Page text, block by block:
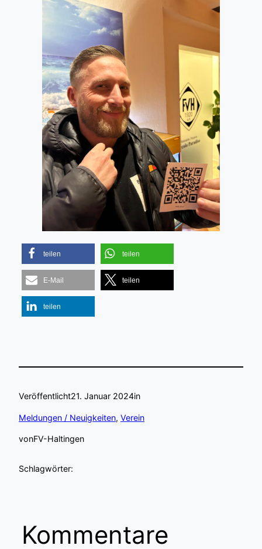
teilen teilen
E-Mail teilen
teilen
Veröffentlicht21. Januar 2024in
Meldungen / Neuigkeiten, Verein
vonFV-Haltingen
Schlagwörter:
Kommentare